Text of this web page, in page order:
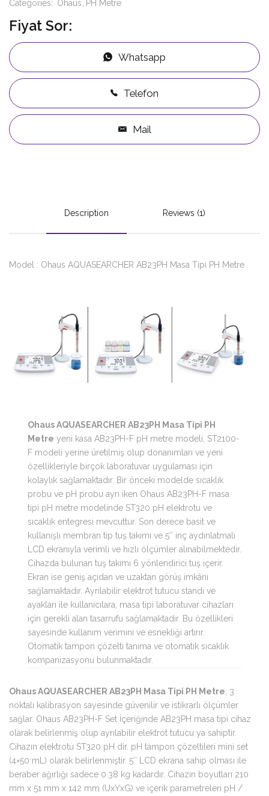
of 5
based on
customer
rating
Categories: Ohaus PH Metre
Fiyat Sor:
Whatsapp
Telefon
Mail
Description Reviews (1)
Model : Ohaus AQUASEARCHER AB23PH Masa Tipi PH Metre
Ohaus AQUASEARCHER AB23PH Masa Tipi PH
Metre yeni kasa AB23PH-F pH metre modeli, ST2100-
F modeli yerine üretilmiş olup donanımları ve yeni
özellikleriyle birçok laboratuvar uygulaması için
kolaylık sağlamaktadır. Bir önceki modelde sıcaklık
probu ve pH probu ayrı iken Ohaus AB23PH-F masa
tipi pH metre modelinde ST320 pH elektrotu ve
sıcaklık entegresi mevcuttur. Son derece basit ve
kullanışlı membran tip tuş takımı ve 5″ inç aydınlatmalı
LCD ekranıyla verimli ve hızlı ölçümler alınabilmektedir.
Cihazda bulunan tuş takımı 6 yönlendirici tuş içerir.
Ekran ise geniş açıdan ve uzaktan görüş imkânı
sağlamaktadır. Ayrılabilir elektrot tutucu standı ve
ayakları ile kullanıcılara, masa tipi laboratuvar cihazları
için gerekli alan tasarrufu sağlamaktadır. Bu özellikleri
sayesinde kullanım verimini ve esnekliği artırır.
Otomatik tampon çözelti tanıma ve otomatik sıcaklık
kompanizasyonu bulunmaktadır.
Ohaus AQUASEARCHER AB23PH Masa Tipi PH Metre; 3
noktalı kalibrasyon sayesinde güvenilir ve istikrarlı ölçümler
sağlar. Ohaus AB23PH-F Set İçeriğinde AB23PH masa tipi cihaz
olarak belirlenmiş olup ayrılabilir elektrot tutucu ya sahiptir.
Cihazın elektrotu ST320 pH dir. pH tampon çözeltileri mini set
(4×50 mL) olarak belirlenmiştir. 5″ LCD ekrana sahip olması ile
beraber ağırlığı sadece 0.38 kg kadardır. Cihazın boyutları 210
mm x 51 mm x 142 mm (UxYxG) ve içerik parametreleri pH /